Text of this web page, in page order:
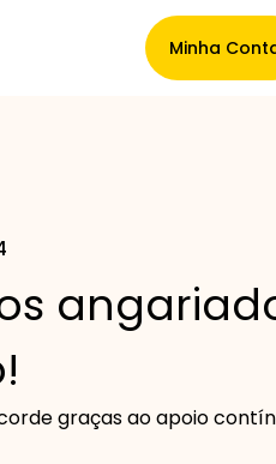
Minha
Termos de
graças ao apoio